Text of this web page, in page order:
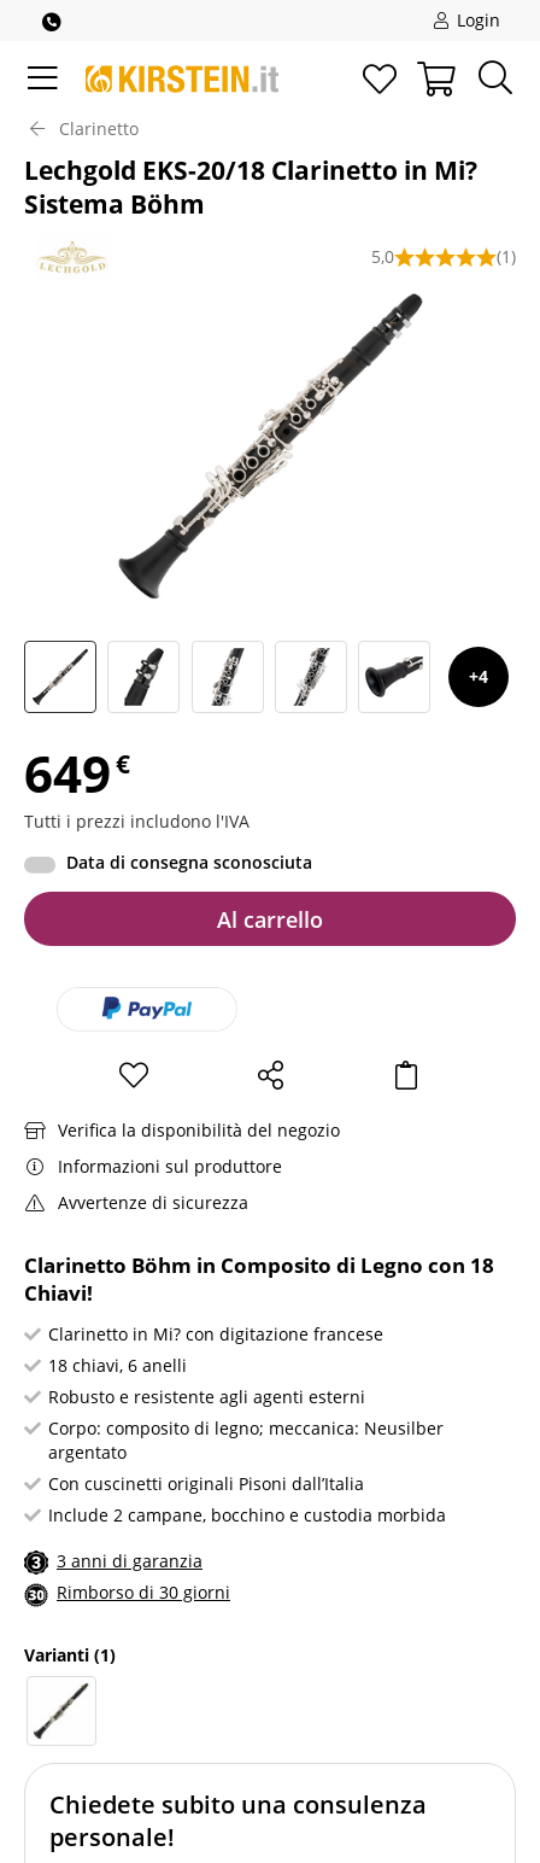
Login
Clarinetto
Lechgold EKS-20/18 Clarinetto in Mi?
Sistema Böhm
5,0 (1)
4
Clarinetto Böhm in Composito di Legno con 18
Chiavi!
Clarinetto in Mi? con digitazione francese
18 chiavi, 6 anelli
Robusto e resistente agli agenti esterni
Corpo: composito di legno; meccanica: Neusilber
argentato
Con cuscinetti originali Pisoni dall’Italia
Include 2 campane, bocchino e custodia morbida
3 anni di garanzia
Rimborso di 30 giorni
Varianti (1)
649€
Tutti i prezzi includono l'IVA
Data di consegna sconosciuta
Al carrello
Verifica la disponibilità del negozio
Informazioni sul produttore
Avvertenze di sicurezza
Chiedete subito una consulenza
personale!